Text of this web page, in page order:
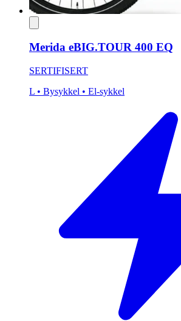
Merida eBIG.TOUR 400 EQ
SERTIFISERT
L • Bysykkel • El-sykkel